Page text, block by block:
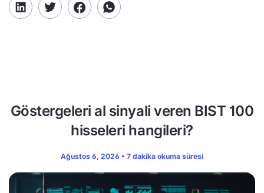
Göstergeleri al sinyali veren BIST 100
hisseleri hangileri?
Ağustos 6, 2026 • 7 dakika okuma süresi